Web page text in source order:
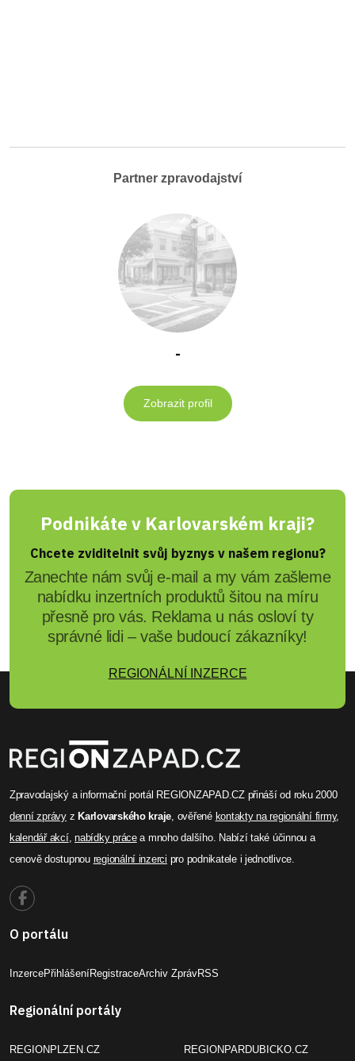
Partner zpravodajství
-
Zobrazit profil
Podnikáte v Karlovarském kraji?
Chcete zviditelnit svůj byznys v našem regionu?
Zanechte nám svůj e-mail a my vám zašleme
nabídku inzertních produktů šitou na míru
přesně pro vás. Reklama u nás osloví ty
správné lidi – vaše budoucí zákazníky!
REGIONÁLNÍ INZERCE
Zpravodajský a informační portál REGIONZAPAD.CZ přináší od roku 2000
denní zprávyz Karlovarského kraje , ověřené kontakty na regionální firmy,
kalendář akcí,nabídky prácea mnoho dalšího. Nabízí také účinnou a
cenově dostupnou regionální inzerci pro podnikatele i jednotlivce.
O portálu
InzercePřihlášeníRegistraceArchiv ZprávRSS
Regionální portály
REGIONPLZEN.CZ REGIONPARDUBICKO.CZ